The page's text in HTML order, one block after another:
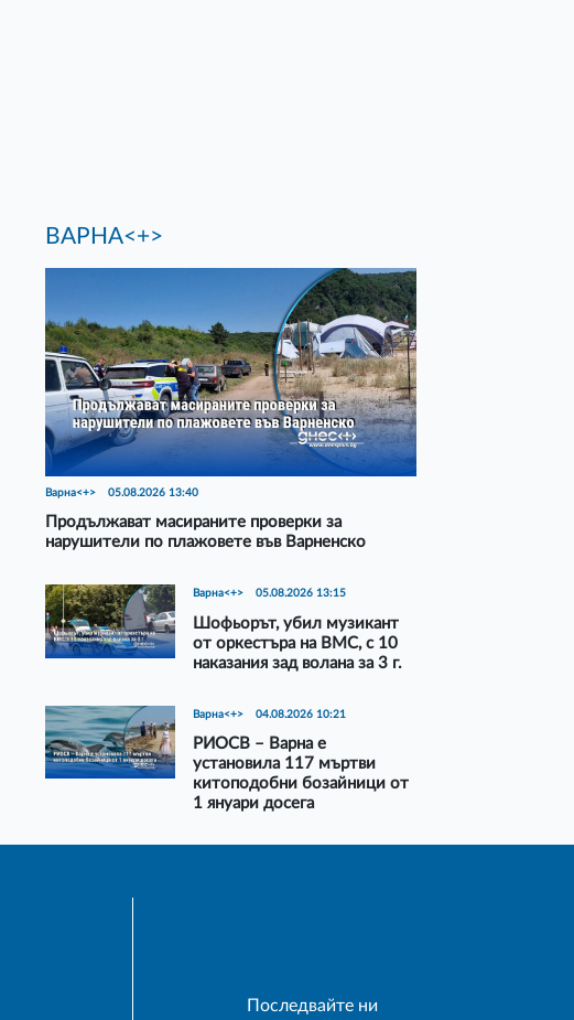
ВАРНА<+>
Варна<+> 05.08.2026 13:40
Продължават масираните проверки за
нарушители по плажовете във Варненско
Варна<+> 05.08.2026 13:15
Шофьорът, убил музикант
от оркестъра на ВМС, с 10
наказания зад волана за 3 г.
Варна<+> 04.08.2026 10:21
РИОСВ – Варна е
установила 117 мъртви
китоподобни бозайници от
1 януари досега
Последвайте ни